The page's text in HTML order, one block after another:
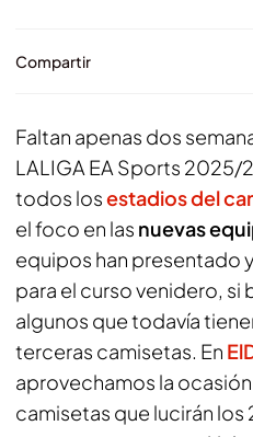
Compartir
Faltan apenas dos
LALIGA EA Sports 2025/
todos losestadios del
el foco en las nuevas
equipos han presentado
para el curso venidero, si
algunos que todavía
terceras camisetas. En
aprovechamos la
camisetas que lucirán